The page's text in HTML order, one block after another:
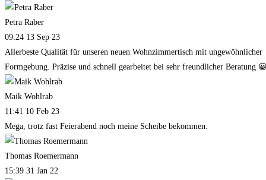
Petra Raber
09:24 13 Sep 23
Allerbeste Qualität für unseren neuen Wohnzimmertisch mit ungewöhnlicher
Formgebung. Präzise und schnell gearbeitet bei sehr freundlicher Beratung
Maik Wohlrab
11:41 10 Feb 23
Mega, trotz fast Feierabend noch meine Scheibe bekommen.
Thomas Roemermann
15:39 31 Jan 22